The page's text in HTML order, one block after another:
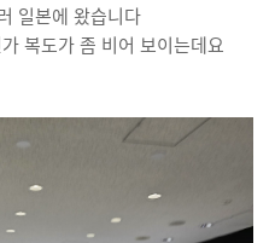
일본에 왔습니다
복도가 좀 비어 보이는데요